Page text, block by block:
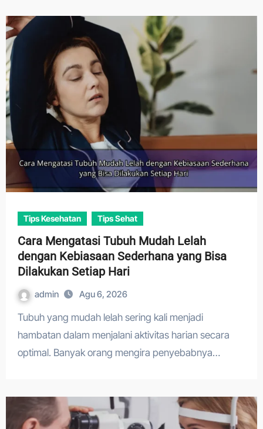
Tips Kesehatan Tips Sehat
Cara Mengatasi Tubuh Mudah Lelah
dengan Kebiasaan Sederhana yang Bisa
Dilakukan Setiap Hari
admin Agu 6, 2026
Tubuh yang mudah lelah sering kali menjadi
hambatan dalam menjalani aktivitas harian secara
optimal. Banyak orang mengira penyebabnya…